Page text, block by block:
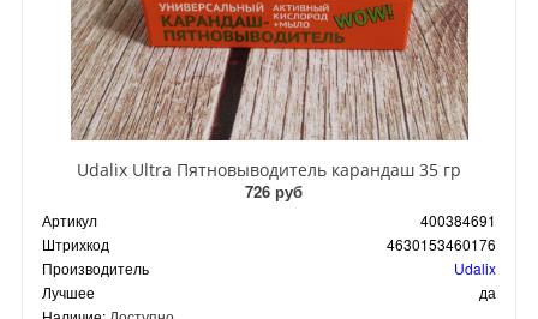
Udalix Ultra Пятновыводитель карандаш 35 гр
726 руб
Артикул
400384691
Штрихкод
4630153460176
Производитель
Udalix
Лучшее
да